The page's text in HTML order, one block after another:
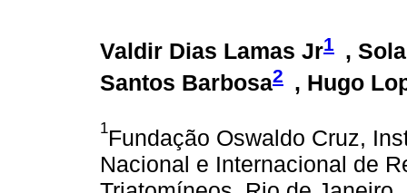
Valdir Dias Lamas Jr1 ,
Santos Barbosa2 , Hugo
1Fundação Oswaldo Cruz,
Nacional e Internacional de